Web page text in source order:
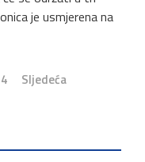
je usmjerena na
4 Sljedeća